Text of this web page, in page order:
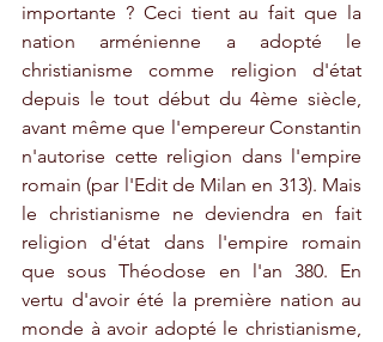
importante ? Ceci tient au fait que la
nation arménienne a adopté le
christianisme comme religion d'état
depuis le tout début du 4ème siècle,
avant même que l'empereur Constantin
n'autorise cette religion dans l'empire
romain (par l'Edit de Milan en 313). Mais
le christianisme ne deviendra en fait
religion d'état dans l'empire romain
que sous Théodose en l'an 380. En
vertu d'avoir été la première nation au
monde à avoir adopté le christianisme,